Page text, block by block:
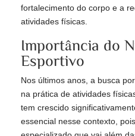
fortalecimento do corpo e a
atividades físicas.
Importância do
Esportivo
Nos últimos anos, a busca
na prática de atividades
tem crescido
essencial nesse contexto,